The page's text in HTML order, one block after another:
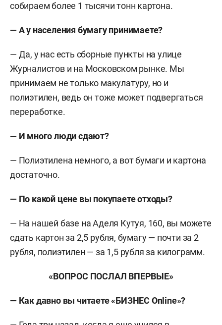
собираем более 1 тысячи тонн картона.
— А у населения бумагу принимаете?
— Да, у нас есть сборные пункты на улице
Журналистов и на Московском рынке. Мы
принимаем не только макулатуру, но и
полиэтилен, ведь он тоже может подвергаться
переработке.
— И много люди сдают?
— Полиэтилена немного, а вот бумаги и картона
достаточно.
— По какой цене вы покупаете отходы?
— На нашей базе на Аделя Кутуя, 160, вы можете
сдать картон за 2,5 рубля, бумагу — почти за 2
рубля, полиэтилен — за 1,5 рубля за килограмм.
«ВОПРОС ПОСЛАЛ ВПЕРВЫЕ»
— Как давно вы читаете «БИЗНЕС Online»?